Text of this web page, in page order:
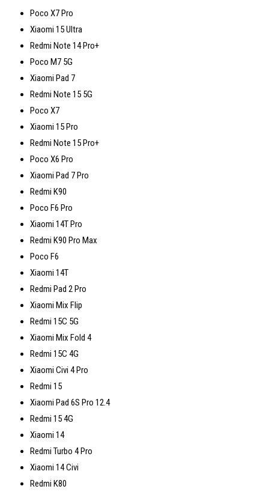
Poco X7 Pro
Xiaomi 15 Ultra
Redmi Note 14 Pro+
Poco M7 5G
Xiaomi Pad 7
Redmi Note 15 5G
Poco X7
Xiaomi 15 Pro
Redmi Note 15 Pro+
Poco X6 Pro
Xiaomi Pad 7 Pro
Redmi K90
Poco F6 Pro
Xiaomi 14T Pro
Redmi K90 Pro Max
Poco F6
Xiaomi 14T
Redmi Pad 2 Pro
Xiaomi Mix Flip
Redmi 15C 5G
Xiaomi Mix Fold 4
Redmi 15C 4G
Xiaomi Civi 4 Pro
Redmi 15
Xiaomi Pad 6S Pro 12.4
Redmi 15 4G
Xiaomi 14
Redmi Turbo 4 Pro
Xiaomi 14 Civi
Redmi K80